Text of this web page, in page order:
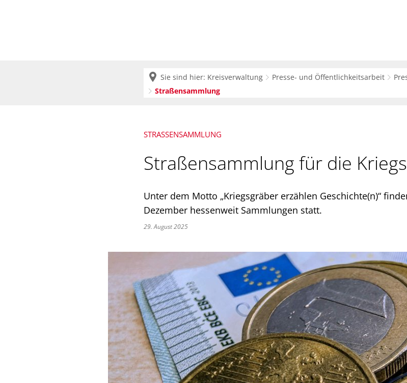
Sie sind hier: Kreisverwaltung Presse- und Öffentlichkeitsarbeit
Straßensammlung
STRASSENSAMMLUNG
Straßensammlung für die
Unter dem Motto „Kriegsgräber erzählen Geschichte(n)“
Dezember hessenweit Sammlungen statt.
29. August 2025